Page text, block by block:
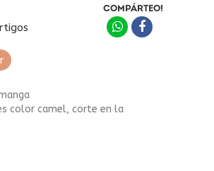
COMPÁRTEO!
color camel, corte en la